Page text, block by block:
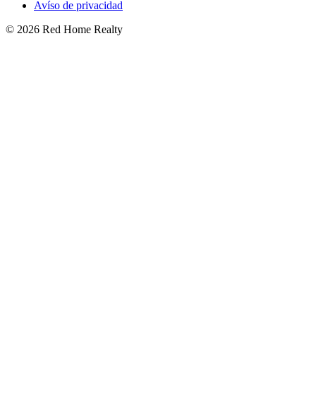
Avíso de privacidad
© 2026 Red Home Realty